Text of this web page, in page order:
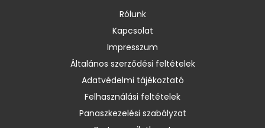
Rólunk
Kapcsolat
Impresszum
Általános szerződési feltételek
Adatvédelmi tájékoztató
Felhasználási feltételek
Panaszkezelési szabályzat